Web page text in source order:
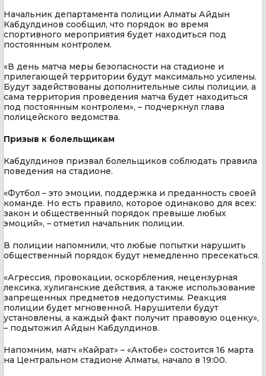
Начальник департамента полиции Алматы Айдын
Кабдулдинов сообщил, что порядок во время
спортивного мероприятия будет находиться под
постоянным контролем.
«В день матча меры безопасности на стадионе и
прилегающей территории будут максимально усилены.
Будут задействованы дополнительные силы полиции, а
сама территория проведения матча будет находиться
под постоянным контролем», – подчеркнул глава
полицейского ведомства.
Призыв к болельщикам
Кабдулдинов призвал болельщиков соблюдать правила
поведения на стадионе.
«Футбол – это эмоции, поддержка и преданность своей
команде. Но есть правило, которое одинаково для всех:
закон и общественный порядок превыше любых
эмоций», – отметил начальник полиции.
В полиции напомнили, что любые попытки нарушить
общественный порядок будут немедленно пресекаться.
«Агрессия, провокации, оскорбления, нецензурная
лексика, хулиганские действия, а также использование
запрещенных предметов недопустимы. Реакция
полиции будет мгновенной. Нарушители будут
установлены, а каждый факт получит правовую оценку»,
– подытожил Айдын Кабдулдинов.
Напомним, матч «Кайрат» – «Актобе» состоится 16 марта
на Центральном стадионе Алматы, начало в 19:00.